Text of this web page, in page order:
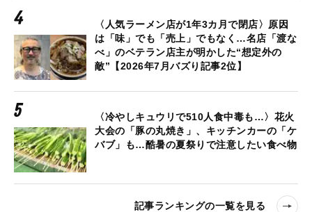
〈人気ラーメン店が1年3カ月で閉店〉原因
は「味」でも「売上」でもなく…名店「渡な
べ」のベテラン店主が明かした“想定外の
敵”【2026年7月バズり記事2位】
〈冷やしキュウリで510人食中毒も…〉花火
大会の「豚の丸焼き」、キッチンカーの「ケ
バブ」も…酷暑の夏祭りで注意したい食べ物
記事ランキングの一覧を見る